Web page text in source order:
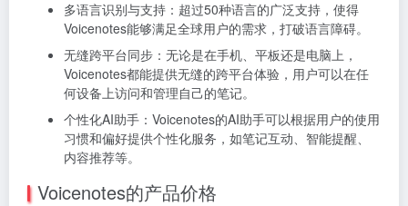
多语言识别与支持：超过50种语言的广泛支持，使得
Voicenotes能够满足全球用户的需求，打破语言障碍。
无缝跨平台同步：无论是在手机、平板还是电脑上，
Voicenotes都能提供无缝的跨平台体验，用户可以在任
何设备上访问和管理自己的笔记。
个性化AI助手：Voicenotes的AI助手可以根据用户的使用
习惯和偏好提供个性化服务，如笔记互动、智能提醒、
内容推荐等。
Voicenotes的产品价格